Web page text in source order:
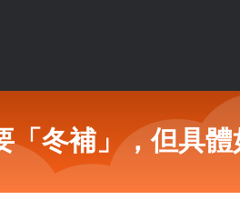
「冬補」，但具體